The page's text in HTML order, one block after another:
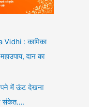
: कामिका
दान का
में ऊंट देखना
संकेत….